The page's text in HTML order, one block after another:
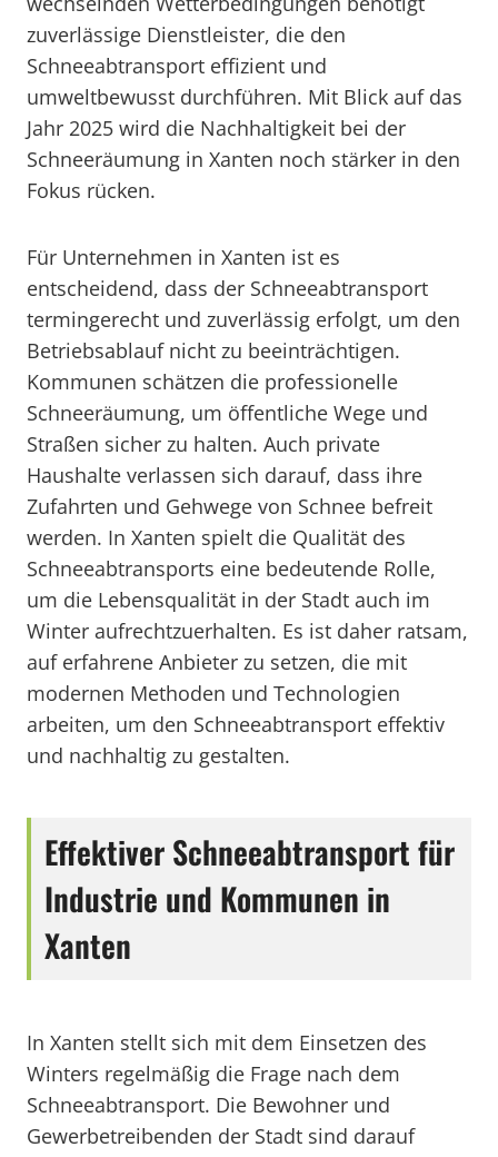
zuverlässige Dienstleister, die den
Schneeabtransport effizient und
umweltbewusst durchführen. Mit Blick auf das
Jahr 2025 wird die Nachhaltigkeit bei der
Schneeräumung in Xanten noch stärker in den
Fokus rücken.
Für Unternehmen in Xanten ist es
entscheidend, dass der Schneeabtransport
termingerecht und zuverlässig erfolgt, um den
Betriebsablauf nicht zu beeinträchtigen.
Kommunen schätzen die professionelle
Schneeräumung, um öffentliche Wege und
Straßen sicher zu halten. Auch private
Haushalte verlassen sich darauf, dass ihre
Zufahrten und Gehwege von Schnee befreit
werden. In Xanten spielt die Qualität des
Schneeabtransports eine bedeutende Rolle,
um die Lebensqualität in der Stadt auch im
Winter aufrechtzuerhalten. Es ist daher ratsam,
auf erfahrene Anbieter zu setzen, die mit
modernen Methoden und Technologien
arbeiten, um den Schneeabtransport effektiv
und nachhaltig zu gestalten.
Effektiver Schneeabtransport für
Industrie und Kommunen in
Xanten
In Xanten stellt sich mit dem Einsetzen des
Winters regelmäßig die Frage nach dem
Schneeabtransport. Die Bewohner und
Gewerbetreibenden der Stadt sind darauf